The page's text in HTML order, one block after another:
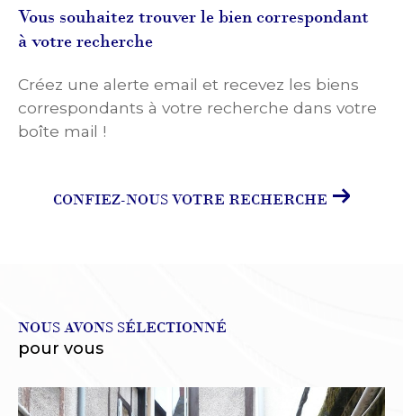
Vous souhaitez trouver le bien correspondant
à votre recherche
Créez une alerte email et recevez les biens
correspondants à votre recherche dans votre
boîte mail !
CONFIEZ-NOUS VOTRE RECHERCHE
NOUS AVONS SÉLECTIONNÉ
pour vous